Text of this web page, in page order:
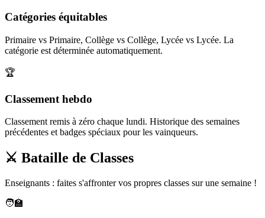
Catégories équitables
Primaire vs Primaire, Collège vs Collège, Lycée vs Lycée. La
catégorie est déterminée automatiquement.
🏆
Classement hebdo
Classement remis à zéro chaque lundi. Historique des semaines
précédentes et badges spéciaux pour les vainqueurs.
⚔️ Bataille de Classes
Enseignants : faites s'affronter vos propres classes sur une semaine !
🧑‍🏫